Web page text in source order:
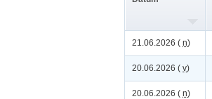
21.06.2026 ( n)
20.06.2026 ( v)
20.06.2026 ( n)